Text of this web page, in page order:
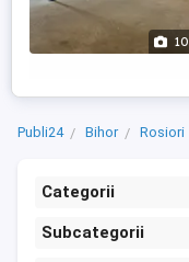
10
Publi24 Bihor Rosiori
Categorii
Subcategorii